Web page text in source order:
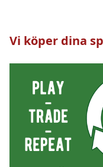
Vi köper dina